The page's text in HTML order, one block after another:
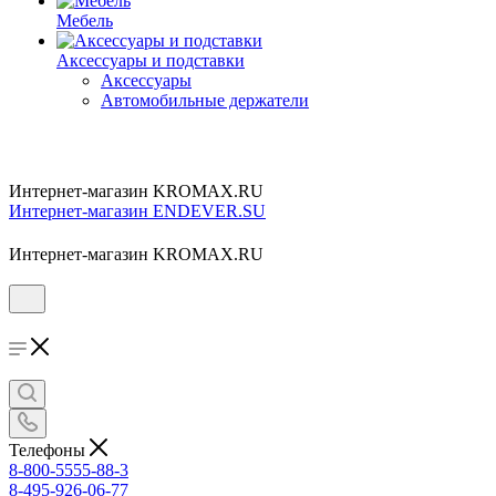
Мебель
Аксессуары и подставки
Аксессуары
Автомобильные держатели
Интернет-магазин KROMAX.RU
Интернет-магазин ENDEVER.SU
Интернет-магазин KROMAX.RU
Телефоны
8-800-5555-88-3
8-495-926-06-77